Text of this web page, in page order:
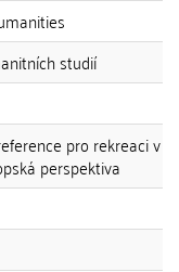
studií
pro rekreaci v
perspektiva